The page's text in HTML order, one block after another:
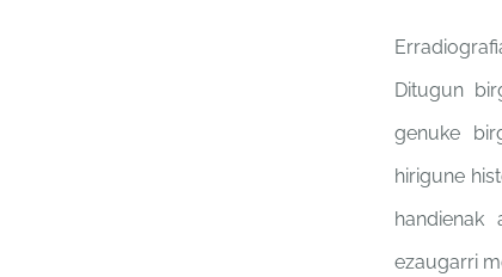
Ditugun
genuke
hirigune
handienak
ezaugarri